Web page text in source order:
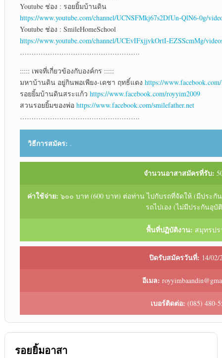
Youtube ช่อง : รอยยิ้มบ้านดิน
https://www.youtube.com/channel/UCNSFMkj67s2DfUn-QlN6-0g/
Youtube ช่อง : SmileHomeSchool
https://www.youtube.com/channel/UCEvIFxjjvkOrtI-EZSScmMg/
…………………………………………….
::::: เพจที่เกี่ยวข้องกับองค์กร :::::
มหาบ้านดิน อยู่กินพอเพียง-เดชา ฤทธิ์แดง https://
รอยยิ้มบ้านดินสระแก้ว https://www.facebook.com/royyim2009
สวนรอยยิ้มของพ่อ https://www.facebook.com/smilefather.net
…………………………………………….
วิธีการสมัคร: .
จำนวนอาสาสมัครที่รับ:
ค่าใช้จ่าย: ๖๐๐ บาท (600 บาท) ต่อท่าน ไปกับรถที่จัดให้ (มีประ
รถไปเอง (ไม่มีประกันอุบั
พื้นที่ปฏิบัติงาน: สมุทรปร
ปิดรับสมัครวันที่: 14/02/
อีเมล:
เบอร์ติดต่อ: (085) 480-
รอยยิ้มอาสา